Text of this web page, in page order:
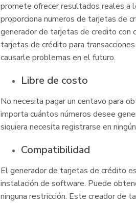
promete ofrecer resultados reales a
proporciona numeros de tarjetas de
generador de tarjetas de credito con
tarjetas de crédito para
causarle problemas en el futuro.
Libre de costo
No necesita pagar un centavo para
importa cuántos números desee
siquiera necesita registrarse en
Compatibilidad
El generador de tarjetas de crédito
instalación de software. Puede
ninguna restricción. Este creador de